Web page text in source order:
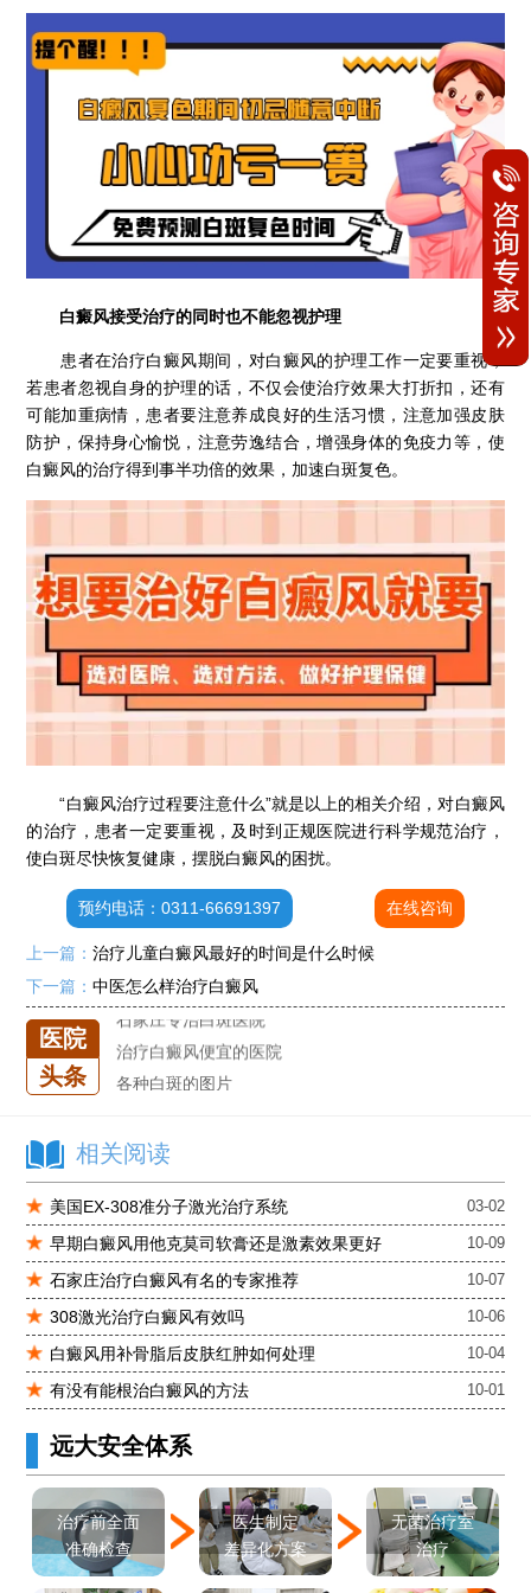
白癜风接受治疗的同时也不能忽视护理
患者在治疗白癜风期间，对白癜风的护理工作一定要重视，
若患者忽视自身的护理的话，不仅会使治疗效果大打折扣，还有
可能加重病情，患者要注意养成良好的生活习惯，注意加强皮肤
防护，保持身心愉悦，注意劳逸结合，增强身体的免疫力等，使
白癜风的治疗得到事半功倍的效果，加速白斑复色。
“白癜风治疗过程要注意什么”就是以上的相关介绍，对白癜风
的治疗，患者一定要重视，及时到正规医院进行科学规范治疗，
使白斑尽快恢复健康，摆脱白癜风的困扰。
预约电话：0311-66691397 在线咨询
上一篇：治疗儿童白癜风最好的时间是什么时候
下一篇：中医怎么样治疗白癜风
医院
头条
石家庄专治白斑医院
治疗白癜风便宜的医院
进口芦可替尼临床公益招募50名——石家庄远大第5届青少年白癜风复色夏令营启动
肚子上有几块白色斑块怎么治
白癜风发病多久进入扩散期
小孩有白斑是怎么回事
石家庄治白癜风的正规医院
石家庄远大中医皮肤医院怎么样
石家庄专治白斑医院
治疗白癜风便宜的医院
各种白斑的图片
肚子上有几块白色斑块怎么治
相关阅读
美国EX-308准分子激光治疗系统 03-02
早期白癜风用他克莫司软膏还是激素效果更好 10-09
石家庄治疗白癜风有名的专家推荐 10-07
308激光治疗白癜风有效吗 10-06
白癜风用补骨脂后皮肤红肿如何处理 10-04
有没有能根治白癜风的方法 10-01
远大安全体系
治疗前全面
准确检查
医生制定
差异化方案
无菌治疗室
治疗